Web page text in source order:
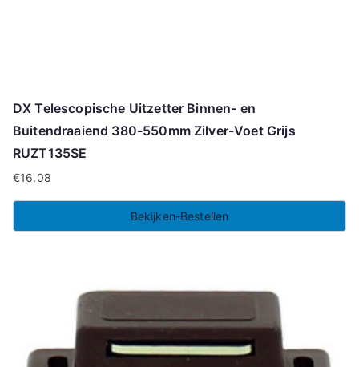
DX Telescopische Uitzetter Binnen- en
Buitendraaiend 380-550mm Zilver-Voet Grijs
RUZT135SE
€16.08
Bekijken-Bestellen